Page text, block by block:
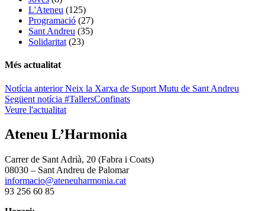
L'Ateneu (125)
Programació (27)
Sant Andreu (35)
Solidaritat (23)
Més actualitat
Navegació
d'entrades
Notícia anterior Neix la Xarxa de Suport Mutu de Sant Andreu
Següent notícia #TallersConfinats
Veure l'actualitat
Ateneu L’Harmonia
Carrer de Sant Adrià, 20 (Fabra i Coats)
08030 – Sant Andreu de Palomar
informacio@ateneuharmonia.cat
93 256 60 85